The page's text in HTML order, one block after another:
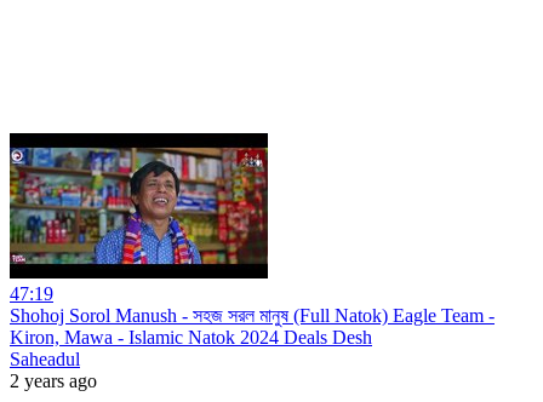
47:19
Shohoj Sorol Manush - সহজ সরল মানুষ (Full Natok) Eagle Team -
Kiron, Mawa - Islamic Natok 2024 Deals Desh
Saheadul
2 years ago